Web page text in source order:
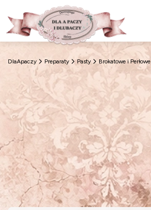
DlaApaczy Preparaty Pasty Brokatowe i Perłowe